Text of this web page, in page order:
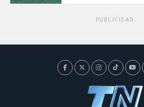
PUBLICIDAD